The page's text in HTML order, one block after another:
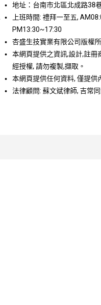
地址：台南市北區北成路38
上班時間: 禮拜一至五,
PM13:30~17:30
杏盛生技實業有限公司版權所
本網頁提供之資訊,設計,註冊
經授權, 請勿複製,擷取。
本網頁提供任何資料, 僅提供
法律顧問: 蘇文斌律師, 吉常